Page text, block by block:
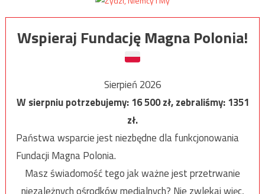
Wspieraj Fundację Magna Polonia!
Sierpień 2026
W sierpniu potrzebujemy:16 500zł, zebraliśmy:1351
zł.
Państwa wsparcie jest niezbędne dla funkcjonowania
Fundacji Magna Polonia.
Masz świadomość tego jak ważne jest przetrwanie